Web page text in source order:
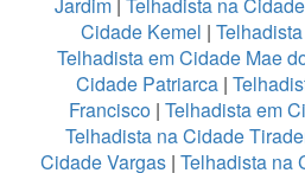
Cidade Kemel |
Telhadista em Cidade Mae
Cidade Patriarca |
Francisco | Telhadista em
Telhadista na Cidade
Cidade Vargas | Telhadista na